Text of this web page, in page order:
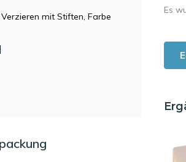
mit Stiften, Farbe
Es